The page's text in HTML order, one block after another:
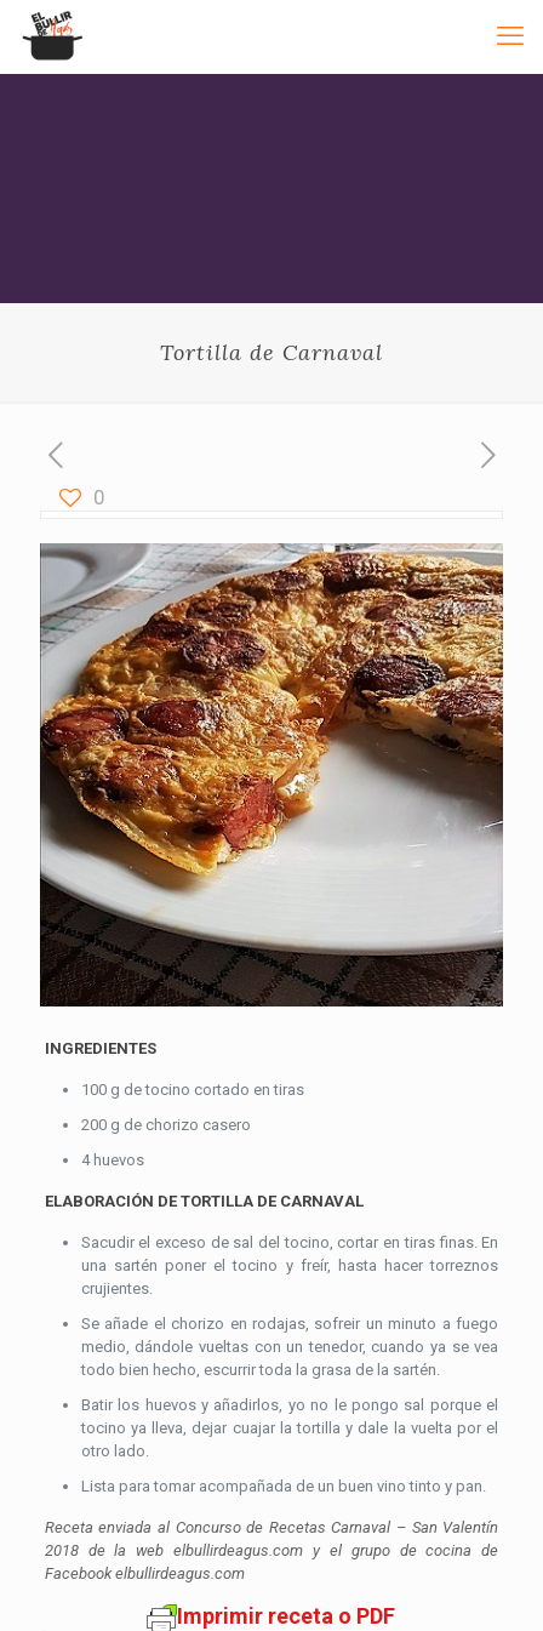
Tortilla de Carnaval
0
INGREDIENTES
100 g de tocino cortado en tiras
200 g de chorizo casero
4 huevos
ELABORACIÓN DE TORTILLA DE CARNAVAL
Sacudir el exceso de sal del tocino, cortar en tiras finas. En
una sartén poner el tocino y freír, hasta hacer torreznos
crujientes.
Se añade el chorizo en rodajas, sofreir un minuto a fuego
medio, dándole vueltas con un tenedor, cuando ya se vea
todo bien hecho, escurrir toda la grasa de la sartén.
Batir los huevos y añadirlos, yo no le pongo sal porque el
tocino ya lleva, dejar cuajar la tortilla y dale la vuelta por el
otro lado.
Lista para tomar acompañada de un buen vino tinto y pan.
Receta enviada al Concurso de Recetas Carnaval – San Valentín
2018 de la web elbullirdeagus.com y el grupo de cocina de
Facebook elbullirdeagus.com
Imprimir receta o PDF